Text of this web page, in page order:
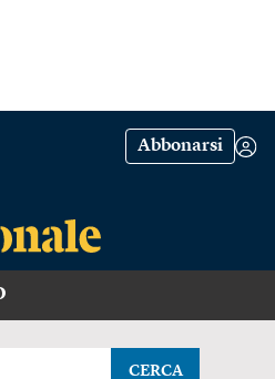
Abbonarsi
CERCA